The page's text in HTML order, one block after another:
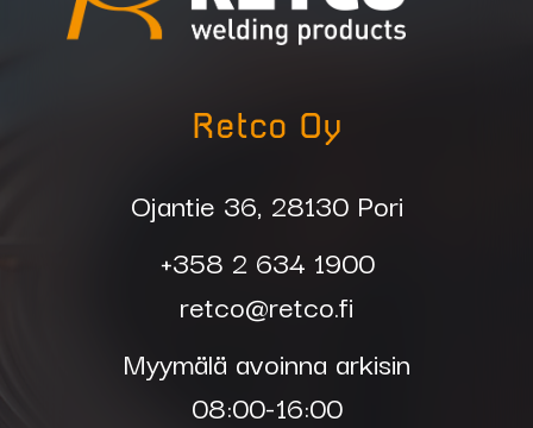
Retco Oy
Ojantie 36, 28130 Pori
+358 2 634 1900
retco@retco.fi
Myymälä avoinna arkisin
08:00-16:00